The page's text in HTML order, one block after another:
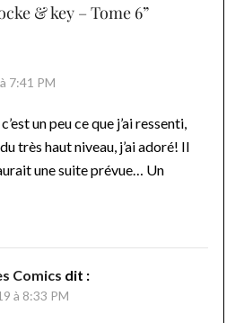
& key – Tome 6”
7:41 PM
un peu ce que j’ai ressenti,
très haut niveau, j’ai adoré! Il
une suite prévue… Un
Comics dit :
à 8:33 PM